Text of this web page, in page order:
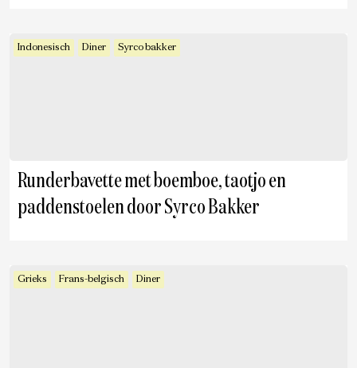
Indonesisch Diner Syrco bakker
Runderbavette met boemboe, taotjo en
paddenstoelen door Syrco Bakker
Grieks Frans-belgisch Diner